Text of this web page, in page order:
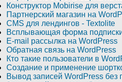
Конструктор Mobirise для
Партнерский магазин на
CMS для лендингов - Textolite
Всплывающая форма
E-mail рассылка на WordPress
Обратная связь на WordPress
Кто такие пользователи в
Создание и применение
Вывод записей WordPress без